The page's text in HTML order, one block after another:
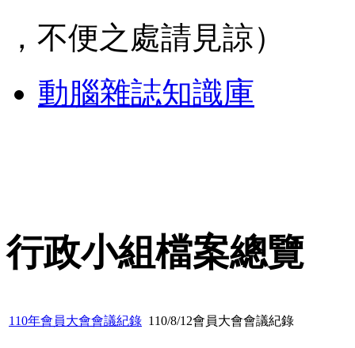
，不便之處請見諒）
動腦雜誌知識庫
行政小組檔案總覽
110年會員大會會議紀錄 110/8/12會員大會會議紀錄